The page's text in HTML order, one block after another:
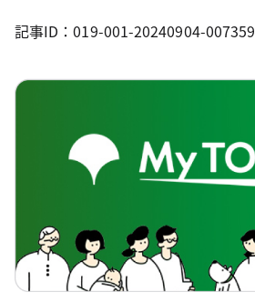
記事ID：019-001-20240904-007359